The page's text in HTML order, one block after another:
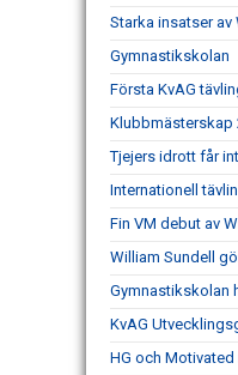
Starka insatser av
Gymnastikskolan
Första KvAG
Klubbmästerskap
Tjejers idrott får
Internationell
Fin VM debut av
William Sundell
Gymnastikskolan
KvAG
HG och